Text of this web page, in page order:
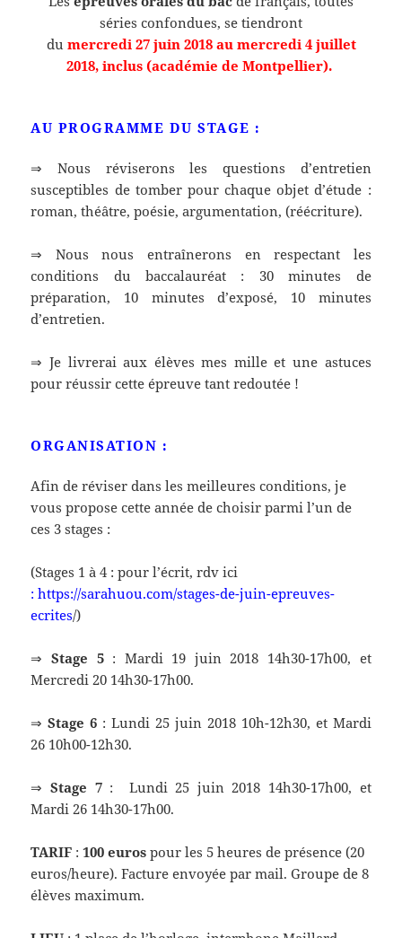
séries confondues, se tiendront
du mercredi 27 juin 2018 au mercredi 4 juillet
2018, inclus (académie de Montpellier).
AU PROGRAMME DU STAGE :
⇒ Nous réviserons les questions d’entretien
susceptibles de tomber pour chaque objet d’étude :
roman, théâtre, poésie, argumentation, (réécriture).
⇒ Nous nous entraînerons en respectant les
conditions du baccalauréat : 30 minutes de
préparation, 10 minutes d’exposé, 10 minutes
d’entretien.
⇒ Je livrerai aux élèves mes mille et une astuces
pour réussir cette épreuve tant redoutée !
ORGANISATION :
Afin de réviser dans les meilleures conditions, je
vous propose cette année de choisir parmi l’un de
ces 3 stages :
(Stages 1 à 4 : pour l’écrit, rdv ici
:https://sarahuou.com/stages-de-juin-epreuves-
ecrites/)
⇒Stage 5: Mardi 19 juin 2018 14h30-17h00, et
Mercredi 20 14h30-17h00.
⇒Stage 6 : Lundi 25 juin 2018 10h-12h30, et Mardi
26 10h00-12h30.
⇒Stage 7: Lundi 25 juin 2018 14h30-17h00, et
Mardi 26 14h30-17h00.
TARIF :100 euros pour les 5 heures de présence (20
euros/heure). Facture envoyée par mail. Groupe de 8
élèves maximum.